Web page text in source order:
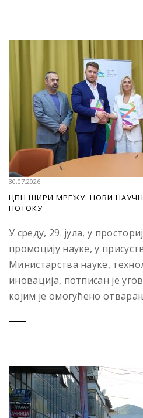
30.07.2026
ЦПН ШИРИ МРЕЖУ: НОВИ
ПОТОКУ
У среду, 29. јула, у
промоцију науке, у
Министарства науке,
иновација, потписан је
којим је омогућено